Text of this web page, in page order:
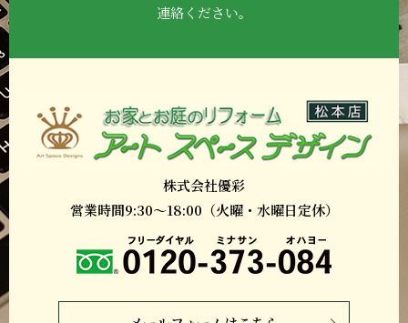
連絡ください。
株式会社優彩
営業時間9:30～18:00（火曜・水曜日定休）